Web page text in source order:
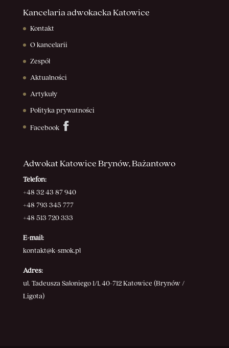
Kancelaria adwokacka Katowice
Kontakt
O kancelarii
Zespół
Aktualności
Artykuły
Polityka prywatności
Facebook
Adwokat Katowice Brynów, Bażantowo
Telefon:
+48 32 43 87 940
+48 793 345 777
+48 513 720 333
E-mail:
kontakt@k-smok.pl
Adres:
ul. Tadeusza Saloniego 1/1, 40-712 Katowice (Brynów /
Ligota)